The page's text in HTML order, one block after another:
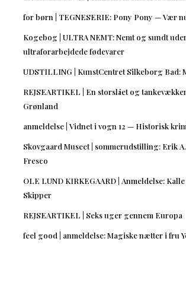
for børn | TEGNESERIE: Pony Pony — Vær
Kogebog | ULTRA NEMT: Nemt og sundt
ultraforarbejdede fødevarer
UDSTILLING | KunstCentret Silkeborg Bad:
REJSEARTIKEL | En storslået og
Grønland
anmeldelse | Vidnet i vogn 12 — Historisk
Skovgaard Museet | sommerudstilling: Erik
Fresco
OLE LUND KIRKEGAARD | Anmeldelse:
Skipper
REJSEARTIKEL | Seks uger gennem Europa
feel good | anmeldelse: Magiske nætter i fru